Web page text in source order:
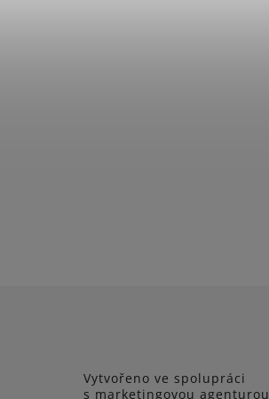
Vytvořeno ve spolupráci
s marketingovou agenturou